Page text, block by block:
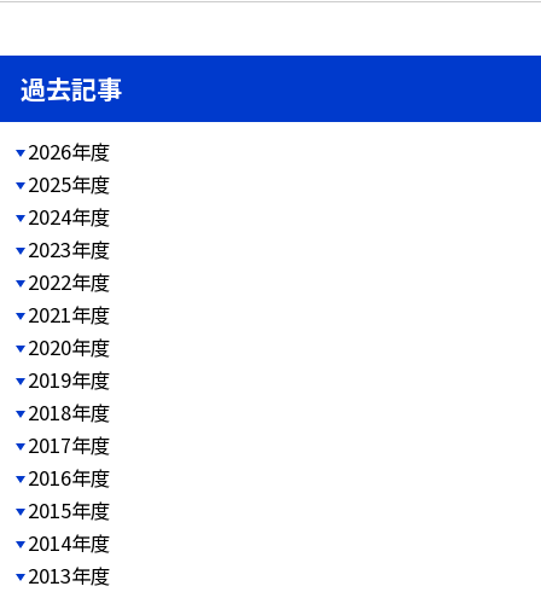
過去記事
2026年度
2025年度
2024年度
2023年度
2022年度
2021年度
2020年度
2019年度
2018年度
2017年度
2016年度
2015年度
2014年度
2013年度